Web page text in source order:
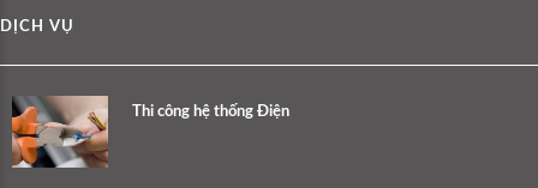
DỊCH VỤ
Thi công hệ thống Điện